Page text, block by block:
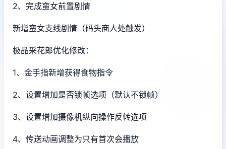
2、完成蛮女前置剧情
新增蛮女支线剧情（码头商人处触发）
极品采花郎优化修改：
1、金手指新增获得食物指令
2、设置增加是否锁帧选项（默认不锁帧）
3、设置增加摄像机纵向操作反转选项
4、传送动画调整为只有首次会播放